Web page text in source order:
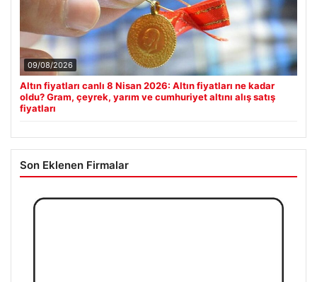
09/08/2026
Altın fiyatları canlı 8 Nisan 2026: Altın fiyatları ne kadar
oldu? Gram, çeyrek, yarım ve cumhuriyet altını alış satış
fiyatları
Son Eklenen Firmalar